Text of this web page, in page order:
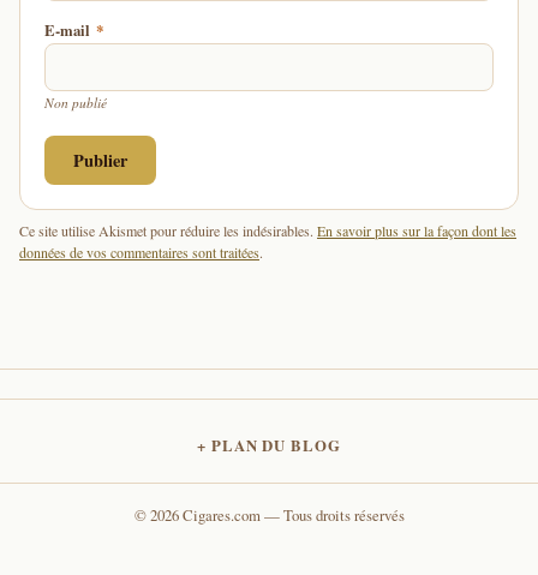
E-mail *
Non publié
Ce site utilise Akismet pour réduire les indésirables. En savoir plus sur la façon dont les
données de vos commentaires sont traitées.
PLAN DU BLOG
© 2026 Cigares.com — Tous droits réservés